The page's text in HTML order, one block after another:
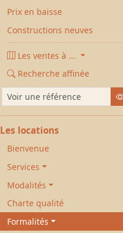
Prix en baisse
Constructions neuves
Les ventes à ...
Recherche affinée
Voir une référence
Les locations
Bienvenue
Services
Modalités
Charte qualité
Formalités